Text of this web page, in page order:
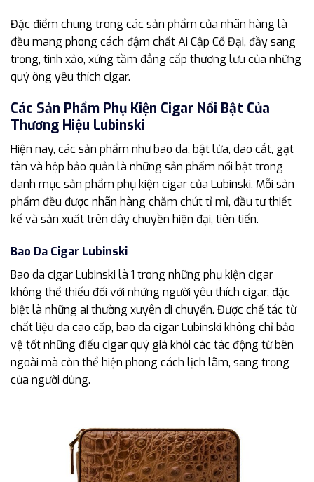
Đặc điểm chung trong các sản phẩm của nhãn hàng là
đều mang phong cách đậm chất Ai Cập Cổ Đại, đầy sang
trọng, tinh xảo, xứng tầm đẳng cấp thượng lưu của những
quý ông yêu thích cigar.
Các Sản Phẩm Phụ Kiện Cigar Nổi Bật Của
Thương Hiệu Lubinski
Hiện nay, các sản phẩm như bao da, bật lửa, dao cắt, gạt
tàn và hộp bảo quản là những sản phẩm nổi bật trong
danh mục sản phẩm phụ kiện cigar của Lubinski. Mỗi sản
phẩm đều được nhãn hàng chăm chút tỉ mỉ, đầu tư thiết
kế và sản xuất trên dây chuyền hiện đại, tiên tiến.
Bao Da Cigar Lubinski
Bao da cigar Lubinski là 1 trong những phụ kiện cigar
không thể thiếu đối với những người yêu thích cigar, đặc
biệt là những ai thường xuyên di chuyển. Được chế tác từ
chất liệu da cao cấp, bao da cigar Lubinski không chỉ bảo
vệ tốt những điếu cigar quý giá khỏi các tác động từ bên
ngoài mà còn thể hiện phong cách lịch lãm, sang trọng
của người dùng.